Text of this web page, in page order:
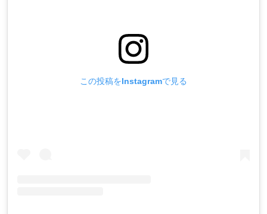
この投稿をInstagramで見る